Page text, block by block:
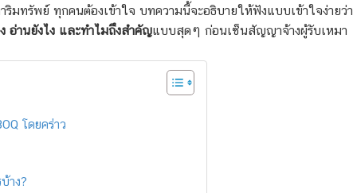
มทรัพย์ ทุกคนต้องเข้าใจ บทความนี้จะอธิบายให้ฟังแบบเข้าใจง่ายว่า
อ่านยังไง และทำไมถึงสำคัญแบบสุดๆ ก่อนเซ็นสัญญาจ้างผู้รับเหมา
โดยคร่าว
าง?